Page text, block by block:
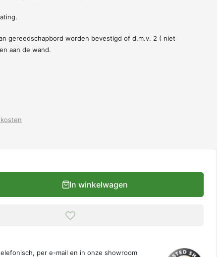
gereedschapbord worden bevestigd of d.m.v. 2 ( niet
aan de wand.
In winkelwagen
per e-mail en in onze showroom